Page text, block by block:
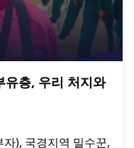
유층, 우리 처지와
), 국경지역 밀수꾼,